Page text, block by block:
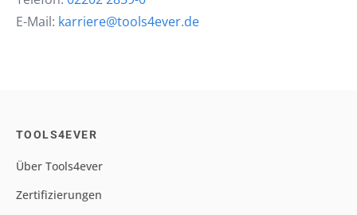
E-Mail: karriere@tools4ever.de
TOOLS4EVER
Über Tools4ever
Zertifizierungen